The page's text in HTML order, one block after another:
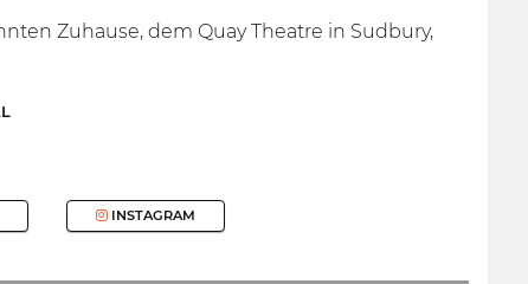
Zuhause, dem Quay Theatre in Sudbury,
INSTAGRAM